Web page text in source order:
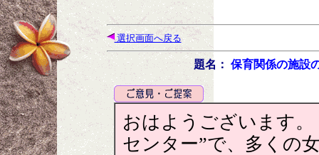
選択画面へ戻る
題名： 保育関係の施設
おはようございます
センター”で、多くの